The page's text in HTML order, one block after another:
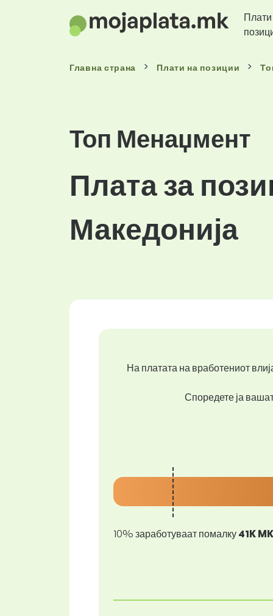
Главна страна Плати на позиции
Топ Менаџмент
Плата за
Македонија
На платата на вработениот
Споредете ја
10% заработуваат помалку 41K